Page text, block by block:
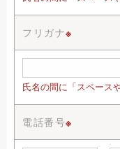
フリガナ※
氏名の間に「スペース
電話番号※